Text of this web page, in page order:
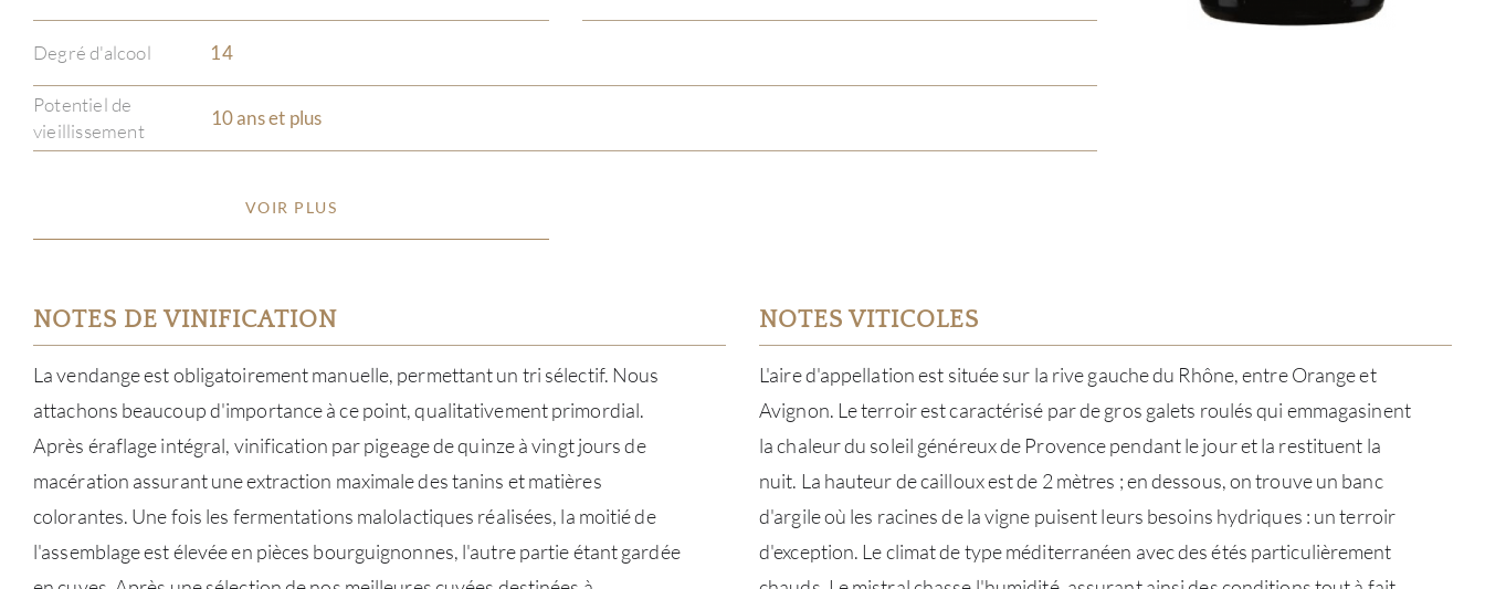
Degré d'alcool 14
Potentiel de
vieillissement
10 ans et plus
VOIR PLUS
NOTES DE VINIFICATION
La vendange est obligatoirement manuelle, permettant un tri sélectif. Nous
attachons beaucoup d'importance à ce point, qualitativement primordial.
Après éraflage intégral, vinification par pigeage de quinze à vingt jours de
macération assurant une extraction maximale des tanins et matières
colorantes. Une fois les fermentations malolactiques réalisées, la moitié de
l'assemblage est élevée en pièces bourguignonnes, l'autre partie étant gardée
NOTES VITICOLES
L'aire d'appellation est située sur la rive gauche du Rhône, entre Orange et
Avignon. Le terroir est caractérisé par de gros galets roulés qui emmagasinent
la chaleur du soleil généreux de Provence pendant le jour et la restituent la
nuit. La hauteur de cailloux est de 2 mètres ; en dessous, on trouve un banc
d'argile où les racines de la vigne puisent leurs besoins hydriques : un terroir
d'exception. Le climat de type méditerranéen avec des étés particulièrement